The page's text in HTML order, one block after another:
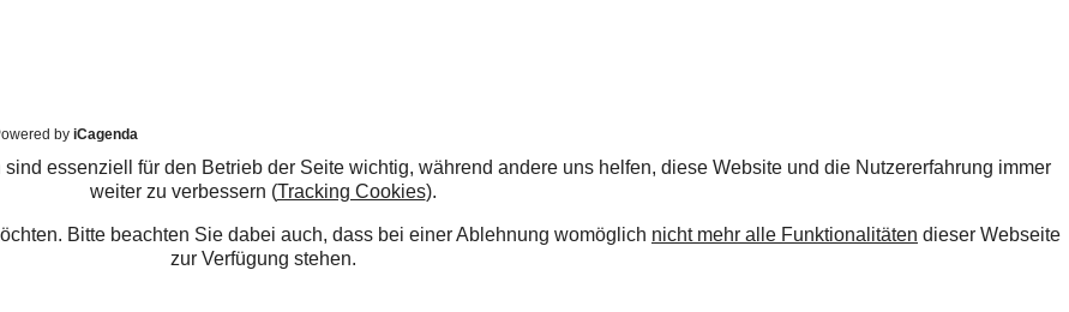
by iCagenda
essenziell für den Betrieb der Seite wichtig, während andere uns helfen, diese Website und die Nutzererfahrung immer
weiter zu verbessern (Tracking Cookies).
Bitte beachten Sie dabei auch, dass bei einer Ablehnung womöglich nicht mehr alle Funktionalitäten dieser Webseite
zur Verfügung stehen.